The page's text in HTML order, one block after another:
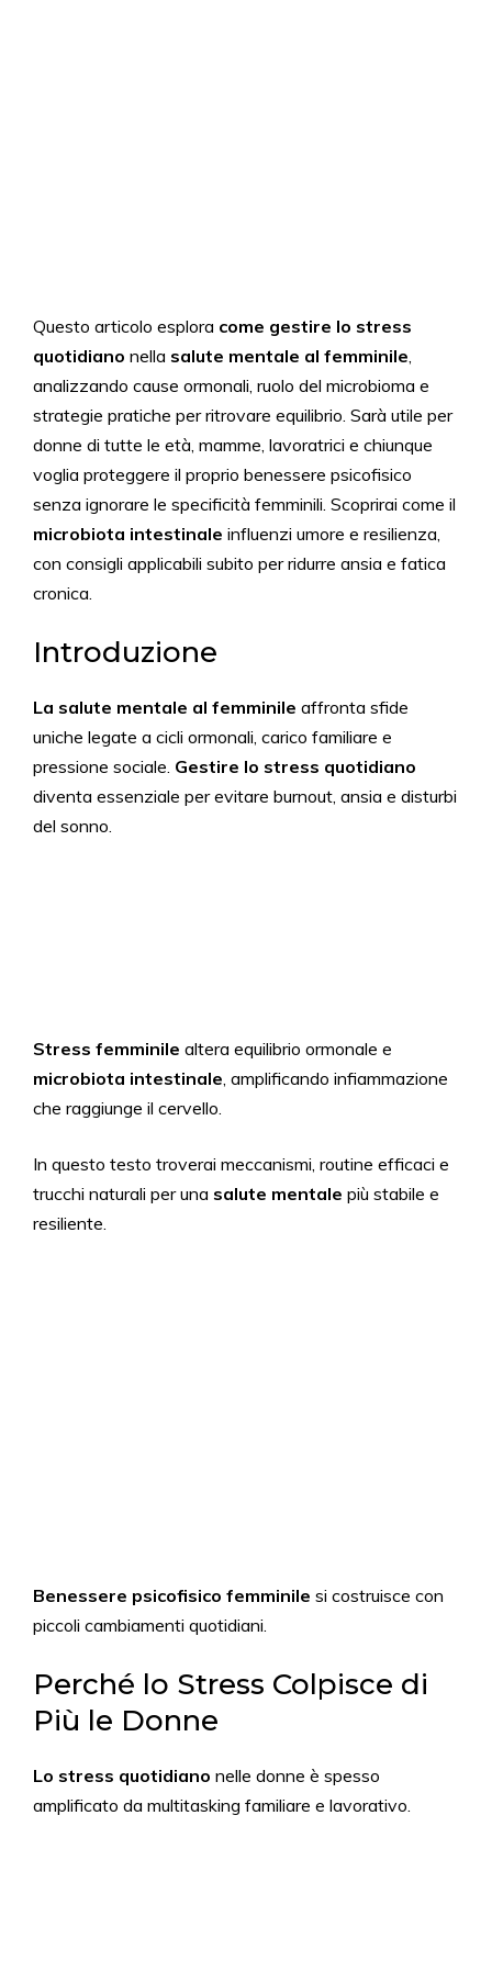
Questo articolo esplora come gestire lo stress
quotidiano nella salute mentale al femminile,
analizzando cause ormonali, ruolo del microbioma e
strategie pratiche per ritrovare equilibrio. Sarà utile per
donne di tutte le età, mamme, lavoratrici e chiunque
voglia proteggere il proprio benessere psicofisico
senza ignorare le specificità femminili. Scoprirai come il
microbiota intestinale influenzi umore e resilienza,
con consigli applicabili subito per ridurre ansia e fatica
cronica.
Introduzione
La salute mentale al femminile affronta sfide
uniche legate a cicli ormonali, carico familiare e
pressione sociale. Gestire lo stress quotidiano
diventa essenziale per evitare burnout, ansia e disturbi
del sonno.
Stress femminile altera equilibrio ormonale e
microbiota intestinale, amplificando infiammazione
che raggiunge il cervello.
In questo testo troverai meccanismi, routine efficaci e
trucchi naturali per una salute mentale più stabile e
resiliente.
Benessere psicofisico femminile si costruisce con
piccoli cambiamenti quotidiani.
Perché lo Stress Colpisce di
Più le Donne
Lo stress quotidiano nelle donne è spesso
amplificato da multitasking familiare e lavorativo.